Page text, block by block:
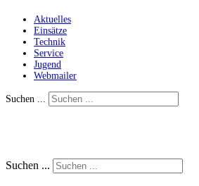
Aktuelles
Einsätze
Technik
Service
Jugend
Webmailer
Suchen ...
Suchen ...